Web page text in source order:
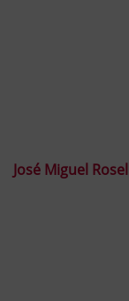
José Miguel